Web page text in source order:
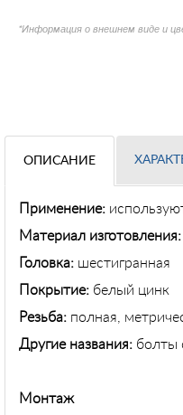
*Информация о внешнем виде и
ОПИСАНИЕ
Применение:
Материал изготовления:
Головка: шестигранная
Покрытие: белый цинк
Резьба: полная,
Другие названия: болты
Монтаж